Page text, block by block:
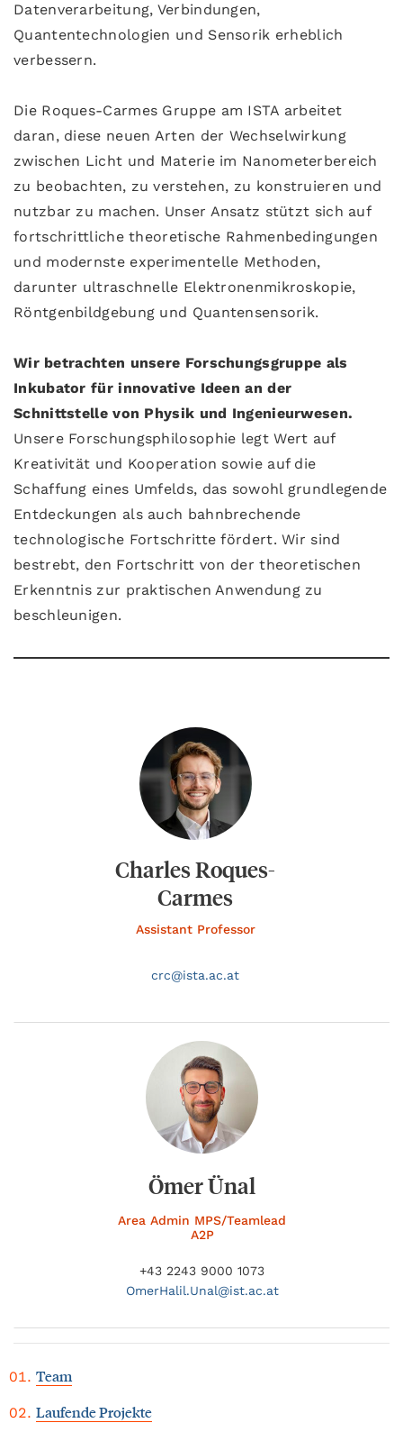
Datenverarbeitung, Verbindungen,
Quantentechnologien und Sensorik erheblich
verbessern.
Die Roques-Carmes Gruppe am ISTA arbeitet
daran, diese neuen Arten der Wechselwirkung
zwischen Licht und Materie im Nanometerbereich
zu beobachten, zu verstehen, zu konstruieren und
nutzbar zu machen. Unser Ansatz stützt sich auf
fortschrittliche theoretische Rahmenbedingungen
und modernste experimentelle Methoden,
darunter ultraschnelle Elektronenmikroskopie,
Röntgenbildgebung und Quantensensorik.
Wir betrachten unsere Forschungsgruppe als
Inkubator für innovative Ideen an der
Schnittstelle von Physik und Ingenieurwesen.
Unsere Forschungsphilosophie legt Wert auf
Kreativität und Kooperation sowie auf die
Schaffung eines Umfelds, das sowohl grundlegende
Entdeckungen als auch bahnbrechende
technologische Fortschritte fördert. Wir sind
bestrebt, den Fortschritt von der theoretischen
Erkenntnis zur praktischen Anwendung zu
beschleunigen.
Charles Roques-
Carmes
Assistant Professor
crc@ista.ac.at
Ömer Ünal
Area Admin MPS/Teamlead
A2P
+43 2243 9000 1073
OmerHalil.Unal@ist.ac.at
Team
Laufende Projekte